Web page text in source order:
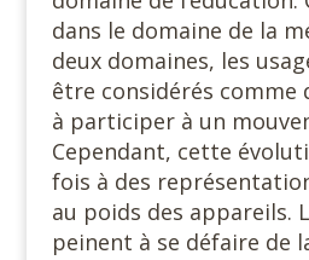
dans le domaine de la
deux domaines, les
être considérés comme
à participer à un
Cependant, cette
fois à des
au poids des appareils.
peinent à se défaire de